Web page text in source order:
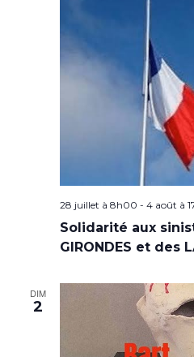
28 juillet à 8h00 - 4 août à
Solidarité aux
GIRONDES et des
DIM
2